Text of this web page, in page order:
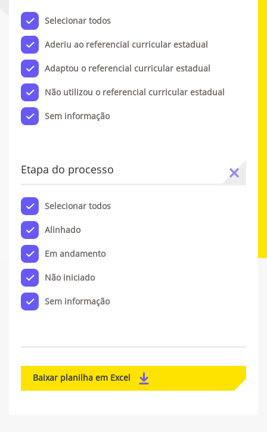
Selecionar todos
Aderiu ao referencial curricular estadual
Adaptou o referencial curricular estadual
Não utilizou o referencial curricular estadual
Sem informação
Etapa do processo
Selecionar todos
Alinhado
Em andamento
Não iniciado
Sem informação
Baixar planilha em Excel